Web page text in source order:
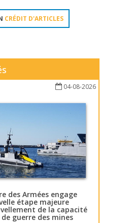
CRÉDIT D'ARTICLES
04-08-2026
des Armées engage
étape majeure
de la capacité
guerre des mines